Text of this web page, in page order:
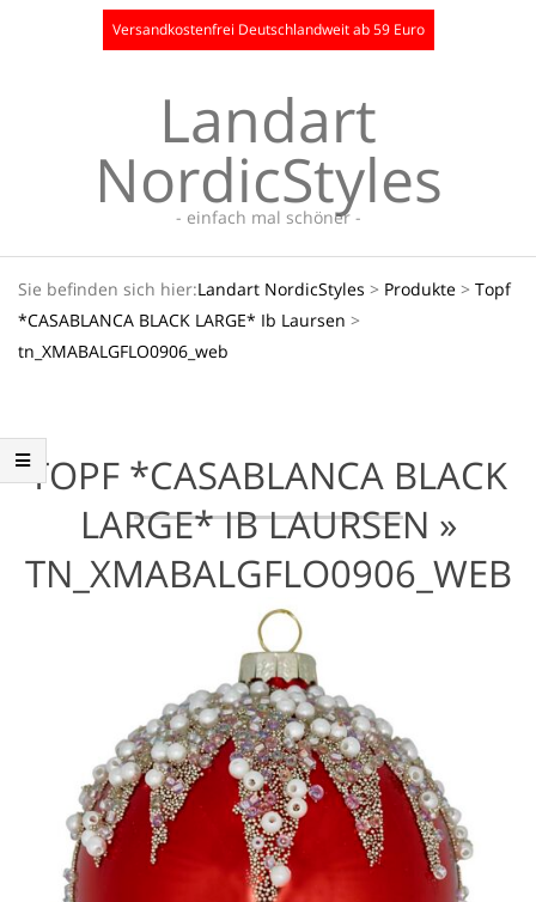
Versandkostenfrei Deutschlandweit ab 59 Euro
Landart
NordicStyles
- einfach mal schöner -
Navigation
Menu
Sie befinden sich hier:Landart NordicStyles > Produkte > Topf
*CASABLANCA BLACK LARGE* Ib Laursen >
tn_XMABALGFLO0906_web
TOPF *CASABLANCA BLACK
LARGE* IB LAURSEN »
TN_XMABALGFLO0906_WEB